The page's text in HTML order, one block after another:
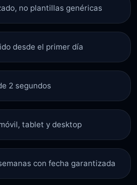
no plantillas genéricas
desde el primer día
2 segundos
tablet y desktop
con fecha garantizada